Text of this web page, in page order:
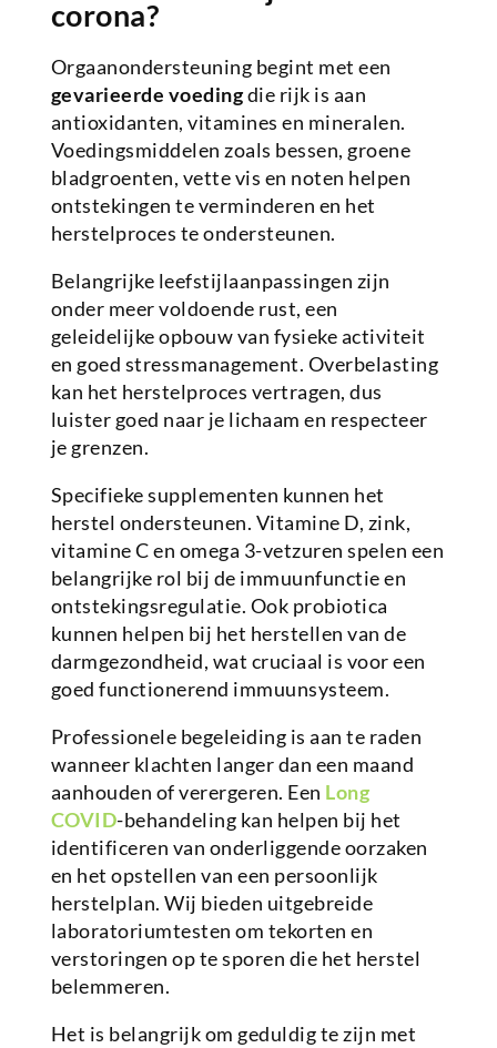
corona?
Orgaanondersteuning begint met een
gevarieerde voedingdie rijk is aan
antioxidanten, vitamines en mineralen.
Voedingsmiddelen zoals bessen, groene
bladgroenten, vette vis en noten helpen
ontstekingen te verminderen en het
herstelproces te ondersteunen.
Belangrijke leefstijlaanpassingen zijn
onder meer voldoende rust, een
geleidelijke opbouw van fysieke activiteit
en goed stressmanagement. Overbelasting
kan het herstelproces vertragen, dus
luister goed naar je lichaam en respecteer
je grenzen.
Specifieke supplementen kunnen het
herstel ondersteunen. Vitamine D, zink,
vitamine C en omega 3-vetzuren spelen een
belangrijke rol bij de immuunfunctie en
ontstekingsregulatie. Ook probiotica
kunnen helpen bij het herstellen van de
darmgezondheid, wat cruciaal is voor een
goed functionerend immuunsysteem.
Professionele begeleiding is aan te raden
wanneer klachten langer dan een maand
aanhouden of verergeren. Een Long
COVID-behandeling kan helpen bij het
identificeren van onderliggende oorzaken
en het opstellen van een persoonlijk
herstelplan. Wij bieden uitgebreide
laboratoriumtesten om tekorten en
verstoringen op te sporen die het herstel
belemmeren.
Het is belangrijk om geduldig te zijn met